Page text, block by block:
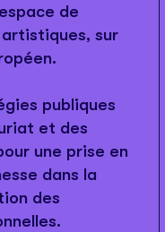
de
sur
publiques
et des
une prise en
dans la
des